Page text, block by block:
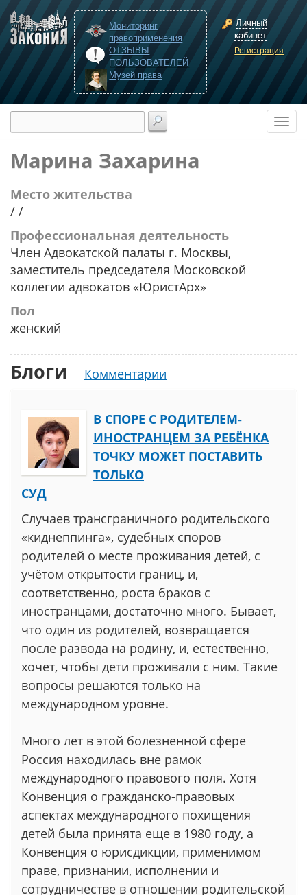
Мониторинг
правоприменения
ОТЗЫВЫ
ПОЛЬЗОВАТЕЛЕЙ
Музей права
Личный
кабинет
Регистрация
Марина Захарина
Место жительства
/ /
Профессиональная деятельность
Член Адвокатской палаты г. Москвы,
заместитель председателя Московской
коллегии адвокатов «ЮристАрх»
Пол
женский
Блоги Комментарии
В СПОРЕ С РОДИТЕЛЕМ-
ИНОСТРАНЦЕМ ЗА РЕБЁНКА
ТОЧКУ МОЖЕТ ПОСТАВИТЬ
ТОЛЬКО
СУД
Случаев трансграничного родительского
«киднеппинга», судебных споров
родителей о месте проживания детей, с
учётом открытости границ, и,
соответственно, роста браков с
иностранцами, достаточно много. Бывает,
что один из родителей, возвращается
после развода на родину, и, естественно,
хочет, чтобы дети проживали с ним. Такие
вопросы решаются только на
международном уровне.
Много лет в этой болезненной сфере
Россия находилась вне рамок
международного правового поля. Хотя
Конвенция о гражданско-правовых
аспектах международного похищения
детей была принята еще в 1980 году, а
Конвенция о юрисдикции, применимом
праве, признании, исполнении и
сотрудничестве в отношении родительской